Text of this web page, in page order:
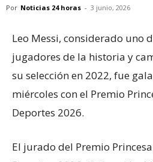
Por Noticias 24 horas - 3 junio, 2026
Leo Messi, considerado uno
jugadores de la historia y
su selección en 2022, fue
miércoles con el Premio
Deportes 2026.
El jurado del Premio